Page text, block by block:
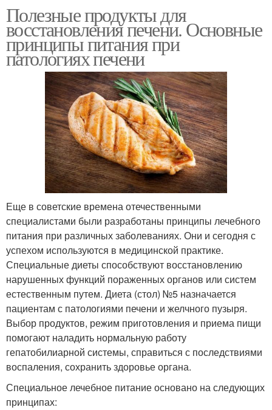
Полезные продукты для
восстановления печени. Основные
принципы питания при
патологиях печени
Еще в советские времена отечественными
специалистами были разработаны принципы лечебного
питания при различных заболеваниях. Они и сегодня с
успехом используются в медицинской практике.
Специальные диеты способствуют восстановлению
нарушенных функций пораженных органов или систем
естественным путем. Диета (стол) №5 назначается
пациентам с патологиями печени и желчного пузыря.
Выбор продуктов, режим приготовления и приема пищи
помогают наладить нормальную работу
гепатобилиарной системы, справиться с последствиями
воспаления, сохранить здоровье органа.
Специальное лечебное питание основано на следующих
принципах: